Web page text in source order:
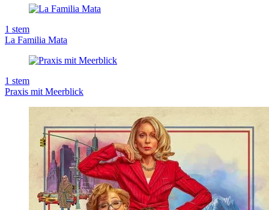
1 stem
La Familia Mata
1 stem
Praxis mit Meerblick